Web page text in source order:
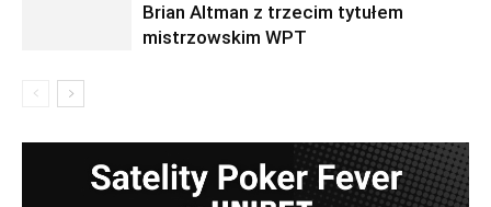
Brian Altman z trzecim tytułem
mistrzowskim WPT